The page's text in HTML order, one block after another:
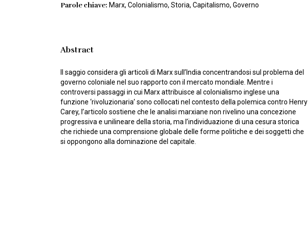
Parole chiave: Marx, Colonialismo, Storia, Capitalismo, Governo
Abstract
Il saggio considera gli articoli di Marx sull’India concentrandosi sul problema del
governo coloniale nel suo rapporto con il mercato mondiale. Mentre i
controversi passaggi in cui Marx attribuisce al colonialismo inglese una
funzione ‘rivoluzionaria’ sono collocati nel contesto della polemica contro Henry
Carey, l’articolo sostiene che le analisi marxiane non rivelino una concezione
progressiva e unilineare della storia, ma l’individuazione di una cesura storica
che richiede una comprensione globale delle forme politiche e dei soggetti che
si oppongono alla dominazione del capitale.